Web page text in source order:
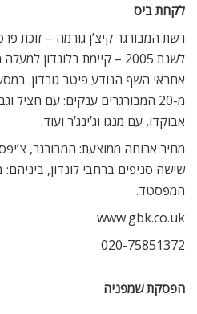
לקחת ביס
רשת המבורגר קיצ’ן גורמה – זוכת
לשנת 2005 – קיימת
אחראי השף הנודע פיטר גורדון.
מ-20 המבורגרים ענקים: עם חציל
אבוקדו, עם מנגו וג’ינג’ר ועוד.
שישה סניפים ברחבי לונדון, ביניהם:
המפסטד.
www.gbk.co.uk
020-75851372
הפסקת שמפניה